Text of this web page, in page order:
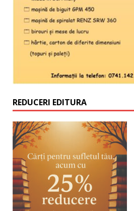
REDUCERI EDITURA